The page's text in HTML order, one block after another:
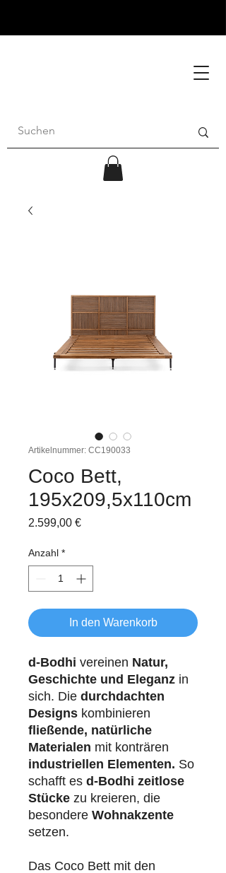
Artikelnummer: CC190033
Coco Bett,
195x209,5x110cm
2.599,00 €Preis
Anzahl *
In den Warenkorb
d-Bodhi vereinen Natur,
Geschichte und Eleganz in
sich. Die durchdachten
Designs kombinieren
fließende, natürliche
Materialen mit konträren
industriellen Elementen. So
schafft es d-Bodhi zeitlose
Stücke zu kreieren, die
besondere Wohnakzente
setzen.
Das Coco Bett mit den